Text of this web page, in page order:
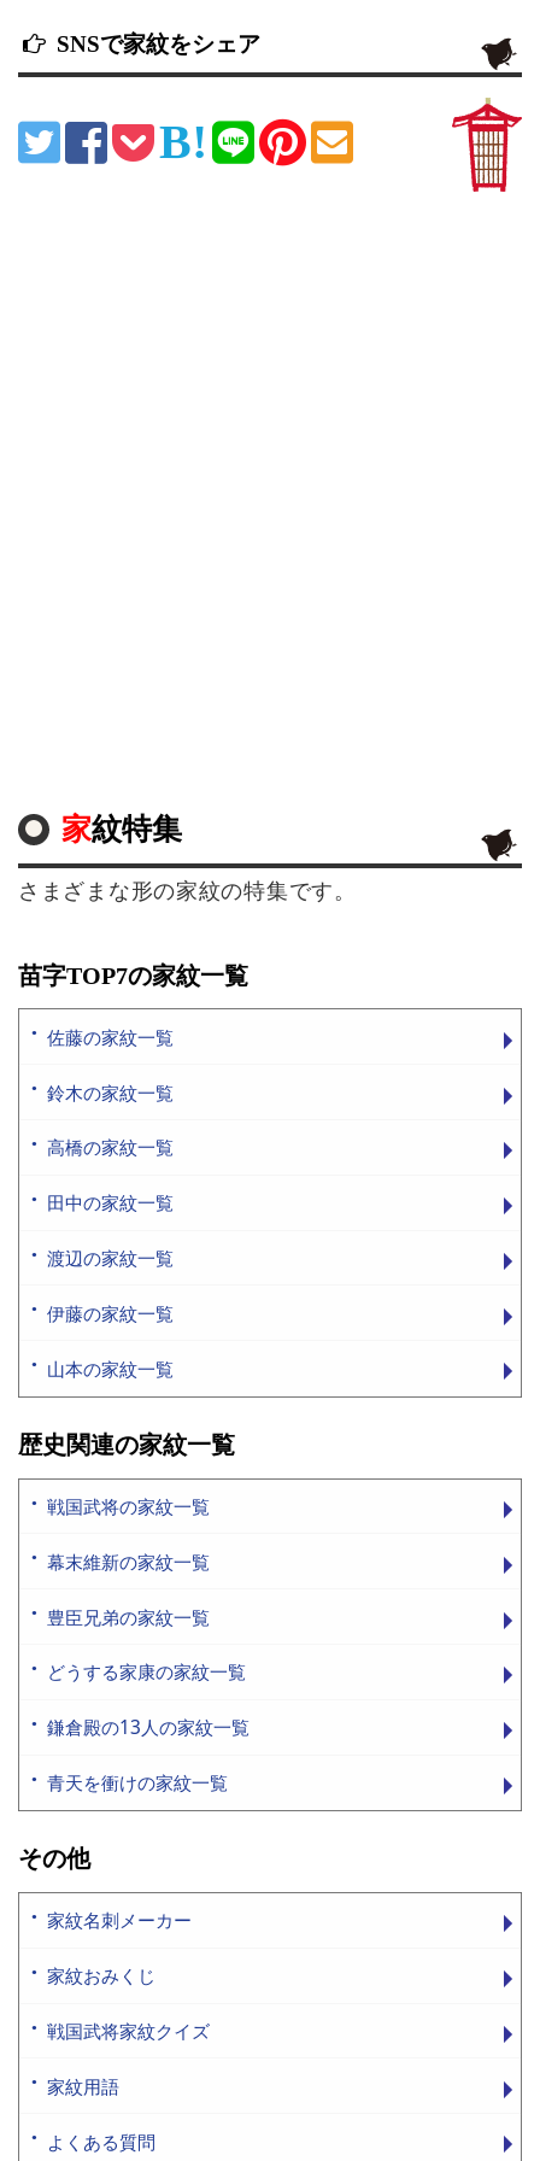
SNSで家紋をシェア
家紋特集
さまざまな形の家紋の特集です。
苗字TOP7の家紋一覧
佐藤の家紋一覧
鈴木の家紋一覧
高橋の家紋一覧
田中の家紋一覧
渡辺の家紋一覧
伊藤の家紋一覧
山本の家紋一覧
歴史関連の家紋一覧
戦国武将の家紋一覧
幕末維新の家紋一覧
豊臣兄弟の家紋一覧
どうする家康の家紋一覧
鎌倉殿の13人の家紋一覧
青天を衝けの家紋一覧
その他
家紋名刺メーカー
家紋おみくじ
戦国武将家紋クイズ
家紋用語
よくある質問